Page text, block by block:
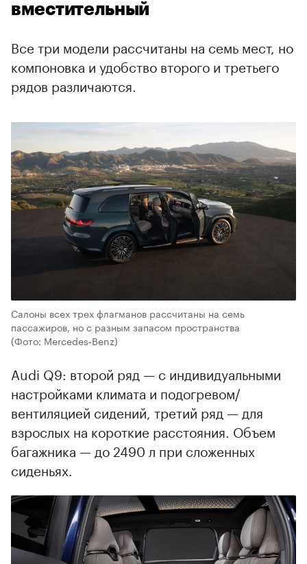
вместительный
Все три модели рассчитаны на семь мест, но
компоновка и удобство второго и третьего
рядов различаются.
Салоны всех трех флагманов рассчитаны на семь
пассажиров, но с разным запасом пространства
(Фото: Mercedes‑Benz)
Audi Q9: второй ряд — с индивидуальными
настройками климата и подогревом/
вентиляцией сидений, третий ряд — для
взрослых на короткие расстояния. Объем
багажника — до 2490 л при сложенных
сиденьях.